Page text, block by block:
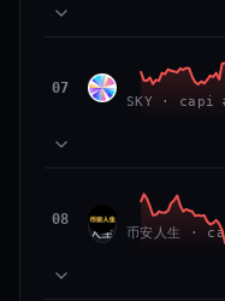
momentum 24 h
(0,3 % de sa
CAP. MARCHÉ
VAR. 7 J
−12,5 %
VS ATH
NEWS
h atone (1,0 % de sa
297 M$
TECHNIQUE
VOLUME
NEWS
07 SKY Sky
SKY · capi
TECHNIQUE
VOLUME
NEWS
08
币安
人生
币安人生
币安人生 ·